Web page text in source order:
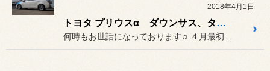
2018年4月1日
トヨタ プリウスα ダウンサス、タイヤ、ホイール 取り付け♫